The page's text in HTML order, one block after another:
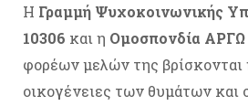
Η Γραμμή Ψυχοκοινωνικής
10306 και η Ομοσπονδία ΑΡΓΩ
φορέων μελών της βρίσκονται
οικογένειες των θυμάτων και